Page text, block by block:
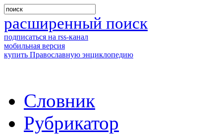
расширенный поиск
подписаться на rss-канал
мобильная версия
купить Православную энциклопедию
Словник
Рубрикатор